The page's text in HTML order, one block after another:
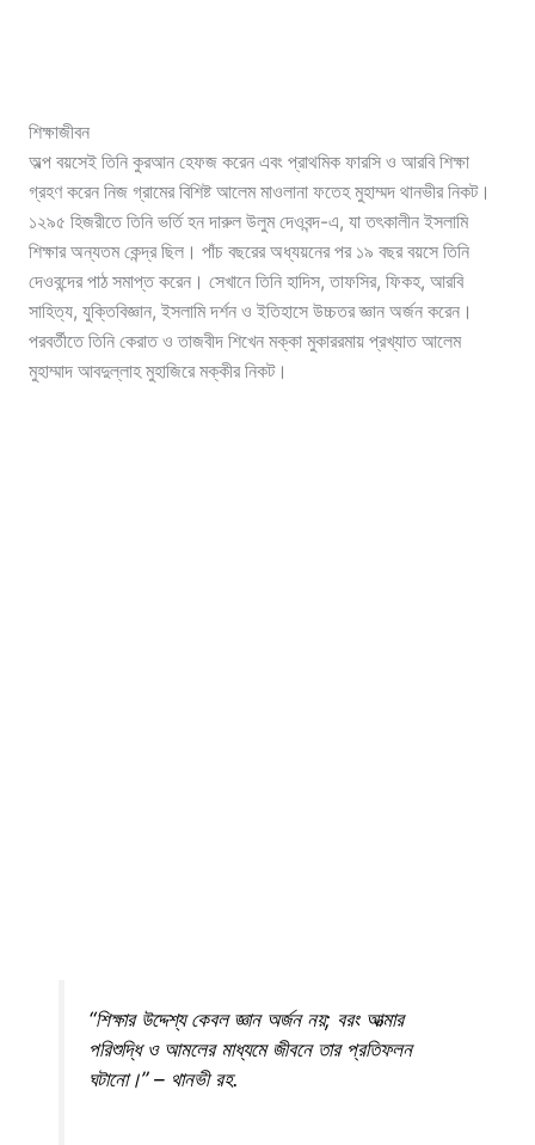
শিক্ষাজীবন
অল্প বয়সেই তিনি কুরআন হেফজ করেন এবং প্রাথমিক ফারসি ও আরবি শিক্ষা
গ্রহণ করেন নিজ গ্রামের বিশিষ্ট আলেম মাওলানা ফতেহ মুহাম্মদ থানভীর নিকট।
১২৯৫ হিজরীতে তিনি ভর্তি হন দারুল উলুম দেওবন্দ-এ, যা তৎকালীন ইসলামি
শিক্ষার অন্যতম কেন্দ্র ছিল। পাঁচ বছরের অধ্যয়নের পর ১৯ বছর বয়সে তিনি
দেওবন্দের পাঠ সমাপ্ত করেন। সেখানে তিনি হাদিস, তাফসির, ফিকহ, আরবি
সাহিত্য, যুক্তিবিজ্ঞান, ইসলামি দর্শন ও ইতিহাসে উচ্চতর জ্ঞান অর্জন করেন।
পরবর্তীতে তিনি কেরাত ও তাজবীদ শিখেন মক্কা মুকাররমায় প্রখ্যাত আলেম
মুহাম্মাদ আবদুল্লাহ মুহাজিরে মক্কীর নিকট।
“শিক্ষার উদ্দেশ্য কেবল জ্ঞান অর্জন নয়; বরং আত্মার
পরিশুদ্ধি ও আমলের মাধ্যমে জীবনে তার প্রতিফলন
ঘটানো।” – থানভী রহ.